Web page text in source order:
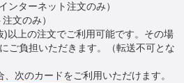
ンターネット注文のみ）
文のみ）
以上の注文でご利用可能です。その場
ご負担いただきます。（転送不可とな
次のカードをご利用いただけます。